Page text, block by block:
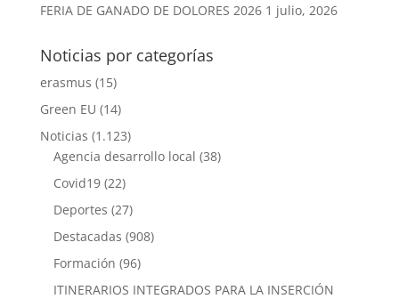
FERIA DE GANADO DE DOLORES 2026 1 julio, 2026
Noticias por categorías
erasmus (15)
Green EU (14)
Noticias (1.123)
Agencia desarrollo local (38)
Covid19(22)
Deportes (27)
Destacadas (908)
Formación (96)
ITINERARIOS INTEGRADOS PARA LA INSERCIÓN